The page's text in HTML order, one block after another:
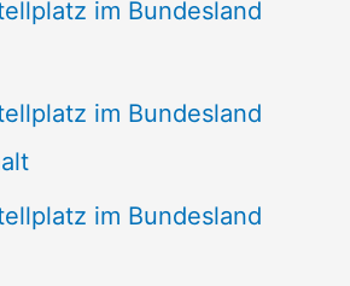
im Bundesland
im Bundesland
im Bundesland